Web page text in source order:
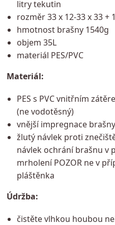
litry tekutin
rozměr 33 x 12-33 x 33 +
hmotnost brašny 1540g
objem 35L
materiál PES/PVC
Materiál:
PES s PVC vnitřním
(ne vodotěsný)
vnější impregnace brašny
žlutý návlek proti
návlek ochrání brašnu v
mrholení POZOR ne v
pláštěnka
Údržba:
čistěte vlhkou houbou